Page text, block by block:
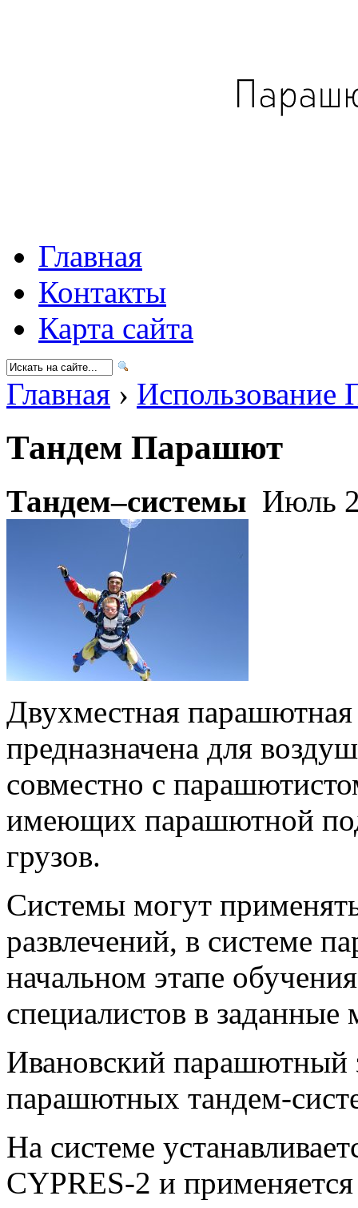
Главная
Контакты
Карта сайта
Главная › Использование
Тандем Парашют
Тандем–системы Июль
Двухместная
предназначена для
совместно с
имеющих парашютной
грузов.
Системы могут
развлечений, в системе
начальном этапе
специалистов в заданные
Ивановcкий парашютный
парашютных тандем-
На системе
CYPRES-2 и